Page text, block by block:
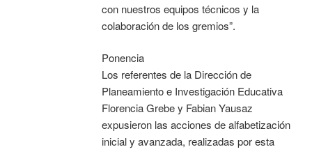
con nuestros equipos técnicos y la
colaboración de los gremios”.
Ponencia
Los referentes de la Dirección de
Planeamiento e Investigación Educativa
Florencia Grebe y Fabian Yausaz
expusieron las acciones de alfabetización
inicial y avanzada, realizadas por esta